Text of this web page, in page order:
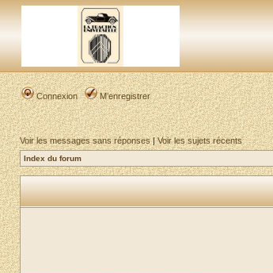
Connexion M’enregistrer
Voir les messages sans réponses|Voir les sujets récents
Index du forum